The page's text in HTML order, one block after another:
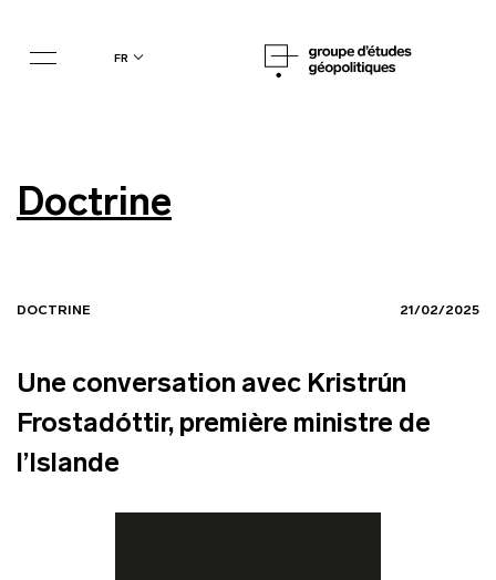
fr
Doctrine
DOCTRINE 21/02/2025
Une conversation avec Kristrún
Frostadóttir, première ministre de
l’Islande